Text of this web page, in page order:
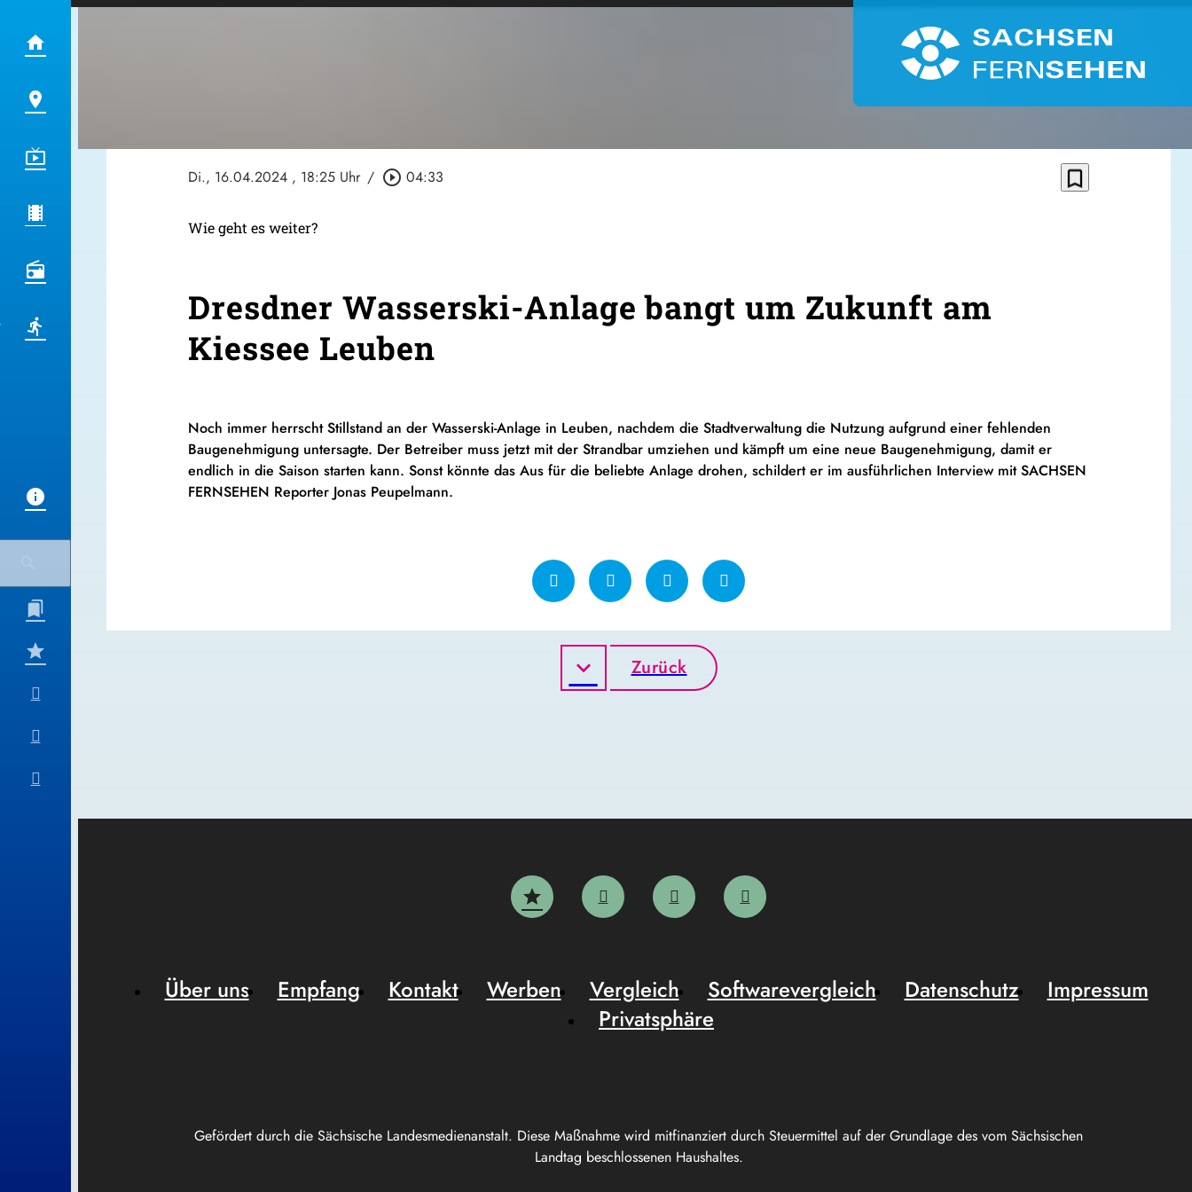
Di., 16.04.2024 , 18:25 Uhr / play_circle_outline 04:33 bookmark_border
Wie geht es weiter?
Dresdner Wasserski-Anlage bangt um Zukunft am
Kiessee Leuben
Noch immer herrscht Stillstand an der Wasserski-Anlage in Leuben, nachdem die Stadtverwaltung die Nutzung aufgrund einer fehlenden
Baugenehmigung untersagte. Der Betreiber muss jetzt mit der Strandbar umziehen und kämpft um eine neue Baugenehmigung, damit er
endlich in die Saison starten kann. Sonst könnte das Aus für die beliebte Anlage drohen, schildert er im ausführlichen Interview mit SACHSEN
FERNSEHEN Reporter Jonas Peupelmann.
Zurück
Gefördert durch die Sächsische Landesmedienanstalt. Diese Maßnahme wird mitfinanziert durch Steuermittel auf der Grundlage des vom Sächsischen
Landtag beschlossenen Haushaltes.
Über uns Empfang Kontakt Werben Vergleich Softwarevergleich Datenschutz
Impressum
Privatsphäre